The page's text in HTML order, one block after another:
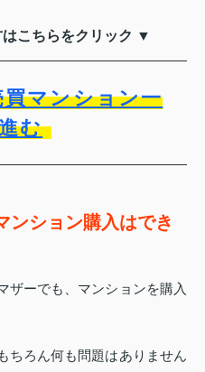
こちらをクリック ▼
マンション一
む
ンション購入はでき
ザーでも、マンションを購入
ちろん何も問題はありません